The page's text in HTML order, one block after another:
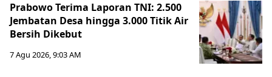
Prabowo Terima Laporan TNI: 2.500
Jembatan Desa hingga 3.000 Titik Air
Bersih Dikebut
7 Agu 2026, 9:03 AM